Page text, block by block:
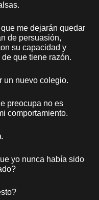
me dejarán quedar
de persuasión,
su capacidad y
que tiene razón.
un nuevo colegio.
preocupa no es
comportamiento.
yo nunca había sido